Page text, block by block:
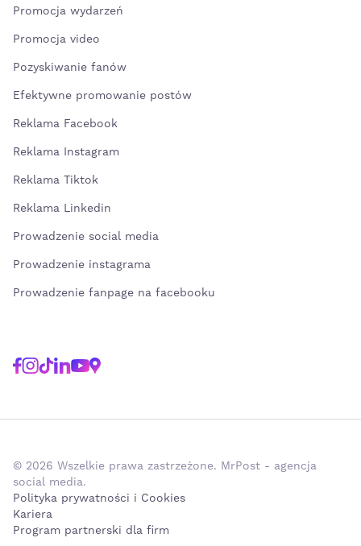
Promocja wydarzeń
Promocja video
Pozyskiwanie fanów
Efektywne promowanie postów
Reklama Facebook
Reklama Instagram
Reklama Tiktok
Reklama Linkedin
Prowadzenie social media
Prowadzenie instagrama
Prowadzenie fanpage na facebooku
© 2026 Wszelkie prawa zastrzeżone. MrPost - agencja
social media.
Polityka prywatności i Cookies
Kariera
Program partnerski dla firm